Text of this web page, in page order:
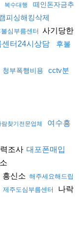
복수대행
떼인돈자금추
피싱해킹삭제
불심부름센터
사기당한
센터24시상담
후불
청부폭행비용
cctv분
람찾기전문업체
여수흥
조사 대포폰매입
흥신소 해주세요해드립
제주도심부름센터
나락